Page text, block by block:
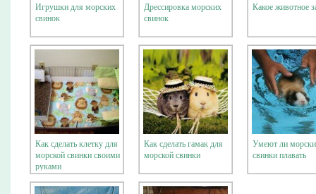
Игрушки для морских
свинок
Дрессировка морских
свинок
Какое животное
Как сделать клетку для
морской свинки своими
руками
Как сделать гамак для
морской свинки
Умеют ли
свинки плавать